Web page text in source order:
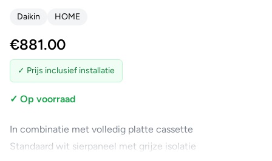
Daikin HOME
€881.00
✓ Prijs inclusief installatie
✓ Op voorraad
In combinatie met volledig platte cassette
Standaard wit sierpaneel met grijze isolatie